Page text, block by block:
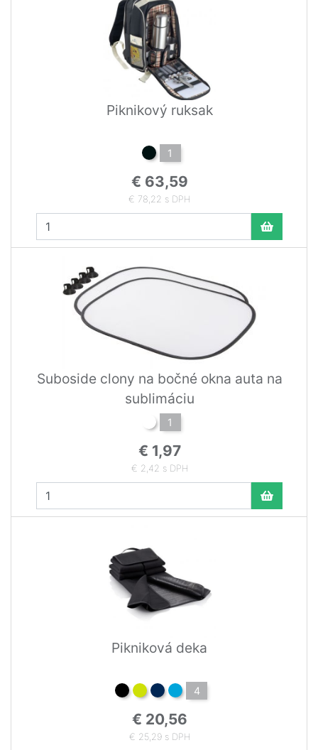
Piknikový ruksak
1
€ 63,59
€ 78,22 s DPH
Suboside clony na bočné okna auta na
sublimáciu
1
€ 1,97
€ 2,42 s DPH
Pikniková deka
4
€ 20,56
€ 25,29 s DPH